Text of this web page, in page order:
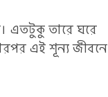
এতটুকু তারে ঘরে
এই শূন্য জীবনে